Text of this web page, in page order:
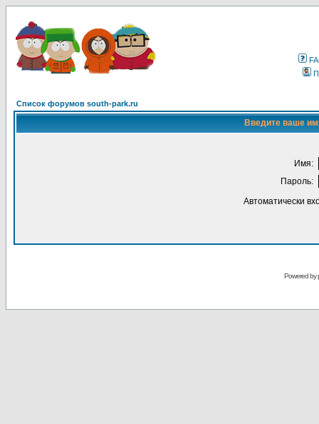
Список форумов south-park.ru
Введите ваше
Имя:
Пароль:
Автоматически
Powered by